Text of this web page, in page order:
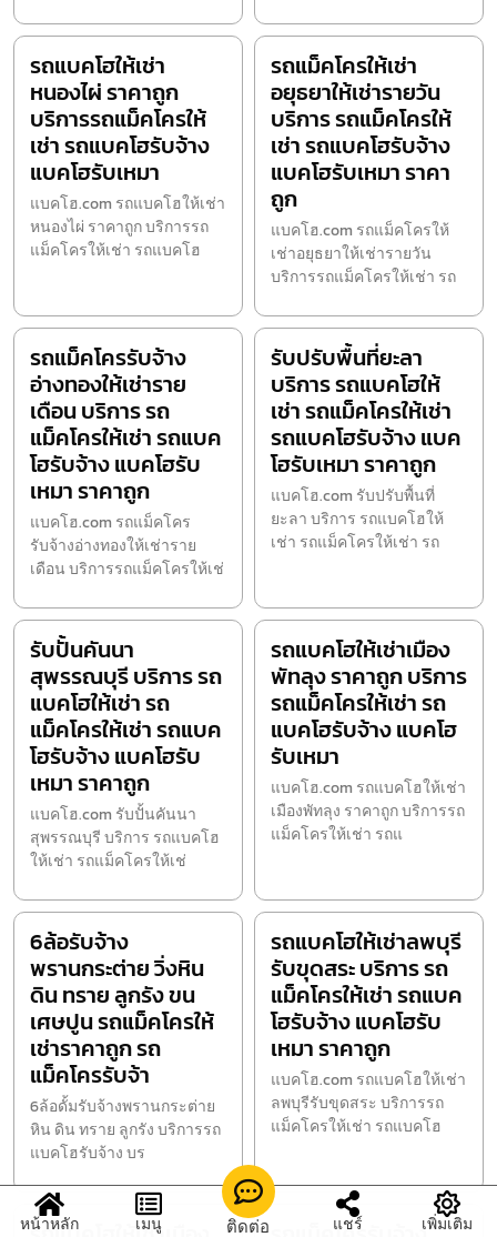
รถแบคโฮให้เช่า
หนองไผ่ ราคาถูก
บริการรถแม็คโครให้
เช่า รถแบคโฮรับจ้าง
แบคโฮรับเหมา
แบคโฮ.com รถแบคโฮให้เช่า
หนองไผ่ ราคาถูก บริการรถ
แม็คโครให้เช่า รถแบคโฮ
รถแม็คโครให้เช่า
อยุธยาให้เช่ารายวัน
บริการ รถแม็คโครให้
เช่า รถแบคโฮรับจ้าง
แบคโฮรับเหมา ราคา
ถูก
แบคโฮ.com รถแม็คโครให้
เช่าอยุธยาให้เช่ารายวัน
บริการรถแม็คโครให้เช่า รถ
รถแม็คโครรับจ้าง
อ่างทองให้เช่าราย
เดือน บริการ รถ
แม็คโครให้เช่า รถแบค
โฮรับจ้าง แบคโฮรับ
เหมา ราคาถูก
แบคโฮ.com รถแม็คโคร
รับจ้างอ่างทองให้เช่าราย
เดือน บริการรถแม็คโครให้เช่
รับปรับพื้นที่ยะลา
บริการ รถแบคโฮให้
เช่า รถแม็คโครให้เช่า
รถแบคโฮรับจ้าง แบค
โฮรับเหมา ราคาถูก
แบคโฮ.com รับปรับพื้นที่
ยะลา บริการ รถแบคโฮให้
เช่า รถแม็คโครให้เช่า รถ
รับปั้นคันนา
สุพรรณบุรี บริการ รถ
แบคโฮให้เช่า รถ
แม็คโครให้เช่า รถแบค
โฮรับจ้าง แบคโฮรับ
เหมา ราคาถูก
แบคโฮ.com รับปั้นคันนา
สุพรรณบุรี บริการ รถแบคโฮ
ให้เช่า รถแม็คโครให้เช่
รถแบคโฮให้เช่าเมือง
พัทลุง ราคาถูก บริการ
รถแม็คโครให้เช่า รถ
แบคโฮรับจ้าง แบคโฮ
รับเหมา
แบคโฮ.com รถแบคโฮให้เช่า
เมืองพัทลุง ราคาถูก บริการรถ
แม็คโครให้เช่า รถแ
6ล้อรับจ้าง
พรานกระต่าย วิ่งหิน
ดิน ทราย ลูกรัง ขน
เศษปูน รถแม็คโครให้
เช่าราคาถูก รถ
แม็คโครรับจ้า
6ล้อดั้มรับจ้างพรานกระต่าย
หิน ดิน ทราย ลูกรัง บริการรถ
แบคโฮรับจ้าง บร
รถแบคโฮให้เช่าลพบุรี
รับขุดสระ บริการ รถ
แม็คโครให้เช่า รถแบค
โฮรับจ้าง แบคโฮรับ
เหมา ราคาถูก
แบคโฮ.com รถแบคโฮให้เช่า
ลพบุรีรับขุดสระ บริการรถ
แม็คโครให้เช่า รถแบคโฮ
หน้าหลัก เมนู ติดต่อ แชร์ เพิ่มเติม